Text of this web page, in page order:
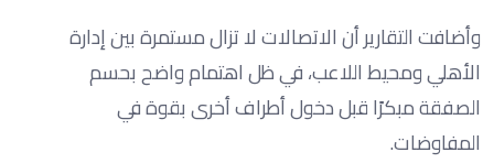
وأضافت التقارير أن الاتصالات لا تزال مستمرة بين إدارة
الأهلي ومحيط اللاعب، في ظل اهتمام واضح بحسم
الصفقة مبكرًا قبل دخول أطراف أخرى بقوة في
المفاوضات.